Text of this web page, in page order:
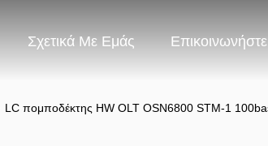
Σχετικά Με Εμάς
LC πομποδέκτης HW OLT OSN6800 STM-1